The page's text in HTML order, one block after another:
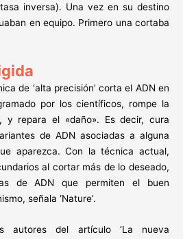
inversa). Una vez en su destino
en equipo. Primero una cortaba
de ‘alta precisión’ corta el ADN en
por los científicos, rompe la
y repara el «daño». Es decir, cura
de ADN asociadas a alguna
aparezca. Con la técnica actual,
al cortar más de lo deseado,
de ADN que permiten el buen
señala ‘Nature’.
autores del artículo ‘La nueva